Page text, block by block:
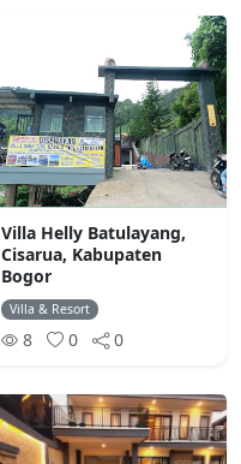
Villa Helly Batulayang,
Cisarua, Kabupaten
Bogor
Villa & Resort
8 0 0